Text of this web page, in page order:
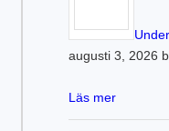
augusti 3, 2026
Läs mer